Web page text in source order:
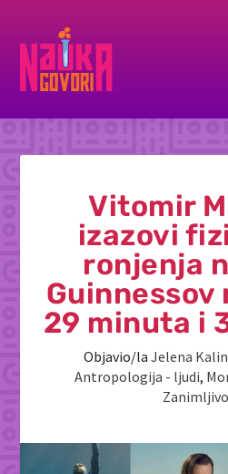
Vitomir
izazovi
ronjenja
Guinnessov
29 minuta i
Objavio/la Jelena
Antropologija - ljudi,